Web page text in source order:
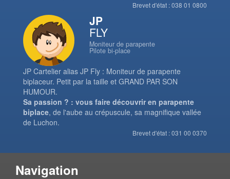
Brevet d'état : 038 01 0800
JP
FLY
Moniteur de parapente
Pilote bi-place
JP Cartelier alias JP Fly : Moniteur de parapente
biplaceur. Petit par la taille et GRAND PAR SON
HUMOUR.
Sa passion ? : vous faire découvrir en parapente
biplace, de l'aube au crépuscule, sa magnifique vallée
de Luchon.
Brevet d'état : 031 00 0370
Navigation